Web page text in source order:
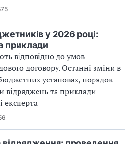
у 2026 році:
приклади
відповідно до умов
договору. Останні зміни в
установах, порядок
та приклади
експерта